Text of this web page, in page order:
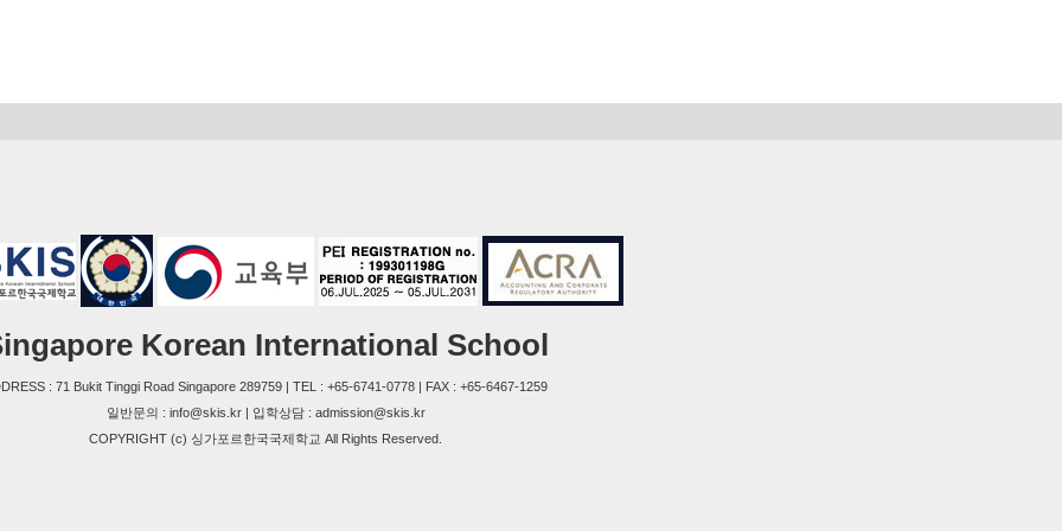
Korean International School
: 71 Bukit Tinggi Road Singapore 289759 | TEL : +65-6741-0778 | FAX : +65-6467-1259
일반문의 : info@skis.kr | 입학상담 : admission@skis.kr
COPYRIGHT (c) 싱가포르한국국제학교 All Rights Reserved.